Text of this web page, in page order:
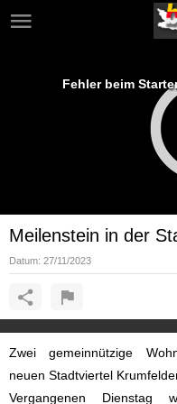
Fehler beim
Meilenstein in der
Datum: 27/11/2023
Zwei gemeinnützige
neuen Stadtviertel
Vergangenen